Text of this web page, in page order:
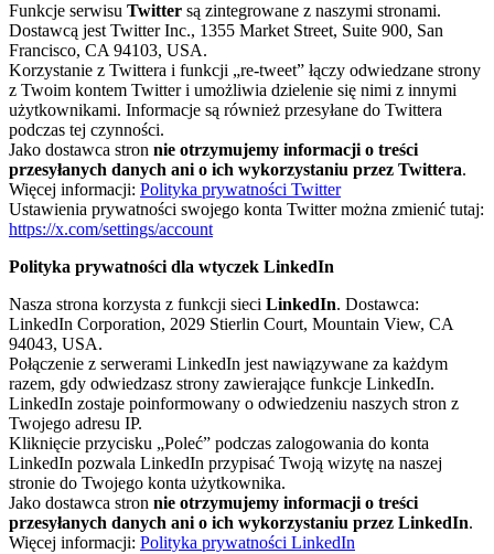
Funkcje serwisu Twitter są zintegrowane z naszymi stronami.
Dostawcą jest Twitter Inc., 1355 Market Street, Suite 900, San
Francisco, CA 94103, USA.
Korzystanie z Twittera i funkcji „re-tweet” łączy odwiedzane strony
z Twoim kontem Twitter i umożliwia dzielenie się nimi z innymi
użytkownikami. Informacje są również przesyłane do Twittera
podczas tej czynności.
Jako dostawca stron nie otrzymujemy informacji o treści
przesyłanych danych ani o ich wykorzystaniu przez Twittera.
Więcej informacji: Polityka prywatności Twitter
Ustawienia prywatności swojego konta Twitter można zmienić tutaj:
https://x.com/settings/account
Polityka prywatności dla wtyczek LinkedIn
Nasza strona korzysta z funkcji sieci LinkedIn. Dostawca:
LinkedIn Corporation, 2029 Stierlin Court, Mountain View, CA
94043, USA.
Połączenie z serwerami LinkedIn jest nawiązywane za każdym
razem, gdy odwiedzasz strony zawierające funkcje LinkedIn.
LinkedIn zostaje poinformowany o odwiedzeniu naszych stron z
Twojego adresu IP.
Kliknięcie przycisku „Poleć” podczas zalogowania do konta
LinkedIn pozwala LinkedIn przypisać Twoją wizytę na naszej
stronie do Twojego konta użytkownika.
Jako dostawca stron nie otrzymujemy informacji o treści
przesyłanych danych ani o ich wykorzystaniu przez LinkedIn.
Więcej informacji: Polityka prywatności LinkedIn